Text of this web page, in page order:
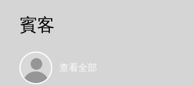
賓客
查看全部